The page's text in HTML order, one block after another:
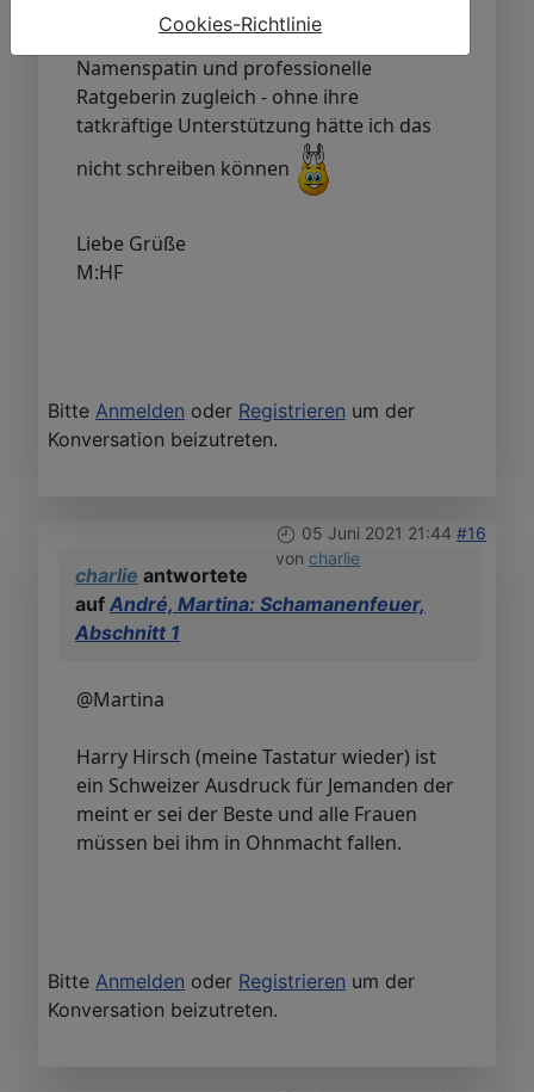
Recherche sehr turbulent war und meine
russische Freundin Viktorya war
Namenspatin und professionelle
Ratgeberin zugleich - ohne ihre
tatkräftige Unterstützung hätte ich das
nicht schreiben können
Liebe Grüße
M:HF
Bitte Anmelden oder Registrieren um der
Konversation beizutreten.
05 Juni 2021 21:44 #16
von charlie
charlie antwortete
auf André, Martina: Schamanenfeuer,
Abschnitt 1
@Martina
Harry Hirsch (meine Tastatur wieder) ist
ein Schweizer Ausdruck für Jemanden der
meint er sei der Beste und alle Frauen
müssen bei ihm in Ohnmacht fallen.
Bitte Anmelden oder Registrieren um der
Konversation beizutreten.
Cookies-Richtlinie